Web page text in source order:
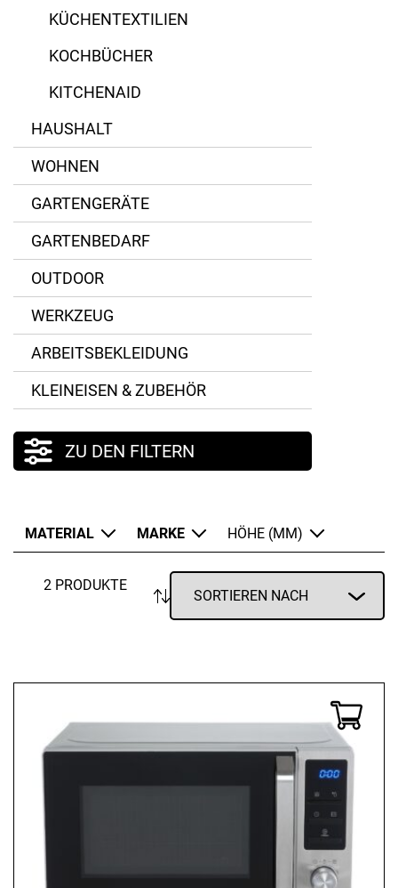
KÜCHENTEXTILIEN
KOCHBÜCHER
KITCHENAID
HAUSHALT
WOHNEN
GARTENGERÄTE
GARTENBEDARF
OUTDOOR
WERKZEUG
ARBEITSBEKLEIDUNG
KLEINEISEN & ZUBEHÖR
ZU DEN FILTERN
MATERIAL MARKE HÖHE (MM)
2 PRODUKTE